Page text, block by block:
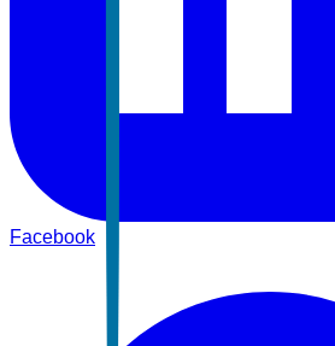
Facebook